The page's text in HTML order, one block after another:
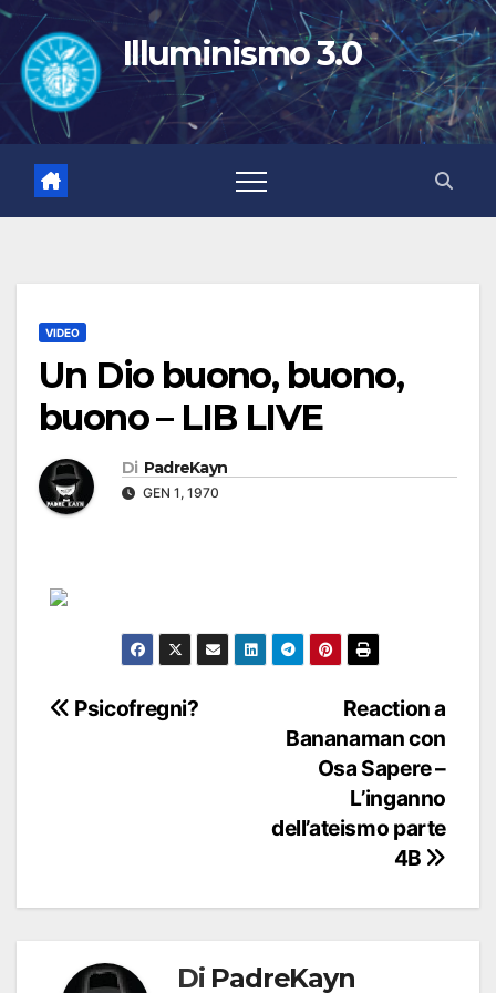
Salta
contenuto
Illuminismo 3.0
VIDEO
Un Dio buono, buono,
buono – LIB LIVE
Di PadreKayn
GEN 1, 1970
Navigazione
Reaction a
Bananaman con
Osa Sapere –
L’inganno
dell’ateismo parte
4B
Psicofregni?
Di PadreKayn